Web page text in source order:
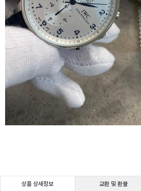
상품 상세정보 교환 및 환불